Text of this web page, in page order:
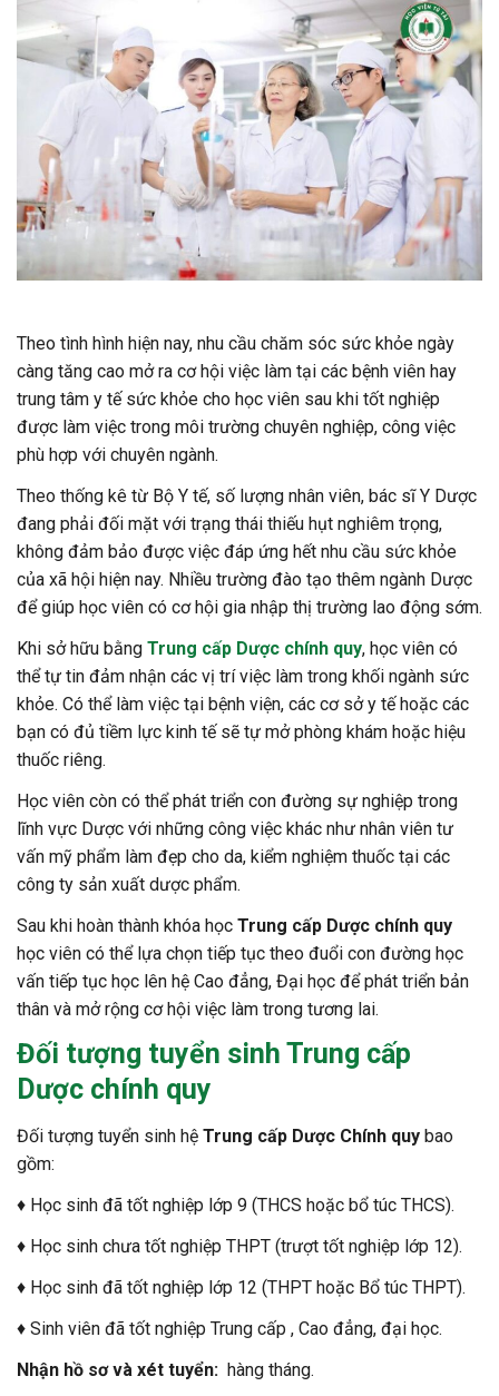
Theo tình hình hiện nay, nhu cầu chăm sóc sức khỏe ngày
càng tăng cao mở ra cơ hội việc làm tại các bệnh viên hay
trung tâm y tế sức khỏe cho học viên sau khi tốt nghiệp
được làm việc trong môi trường chuyên nghiệp, công việc
phù hợp với chuyên ngành.
Theo thống kê từ Bộ Y tế, số lượng nhân viên, bác sĩ Y Dược
đang phải đối mặt với trạng thái thiếu hụt nghiêm trọng,
không đảm bảo được việc đáp ứng hết nhu cầu sức khỏe
của xã hội hiện nay. Nhiều trường đào tạo thêm ngành Dược
để giúp học viên có cơ hội gia nhập thị trường lao động sớm.
Khi sở hữu bằng Trung cấp Dược chính quy, học viên có
thể tự tin đảm nhận các vị trí việc làm trong khối ngành sức
khỏe. Có thể làm việc tại bệnh viện, các cơ sở y tế hoặc các
bạn có đủ tiềm lực kinh tế sẽ tự mở phòng khám hoặc hiệu
thuốc riêng.
Học viên còn có thể phát triển con đường sự nghiệp trong
lĩnh vực Dược với những công việc khác như nhân viên tư
vấn mỹ phẩm làm đẹp cho da, kiểm nghiệm thuốc tại các
công ty sản xuất dược phẩm.
Sau khi hoàn thành khóa học Trung cấp Dược chính quy
học viên có thể lựa chọn tiếp tục theo đuổi con đường học
vấn tiếp tục học lên hệ Cao đẳng, Đại học để phát triển bản
thân và mở rộng cơ hội việc làm trong tương lai.
Đối tượng tuyển sinh Trung cấp
Dược chính quy
Đối tượng tuyển sinh hệ Trung cấp Dược Chính quy bao
gồm:
♦ Học sinh đã tốt nghiệp lớp 9 (THCS hoặc bổ túc THCS).
♦ Học sinh chưa tốt nghiệp THPT (trượt tốt nghiệp lớp 12).
♦ Học sinh đã tốt nghiệp lớp 12 (THPT hoặc Bổ túc THPT).
♦ Sinh viên đã tốt nghiệp Trung cấp , Cao đẳng, đại học.
Nhận hồ sơ và xét tuyển: hàng tháng.